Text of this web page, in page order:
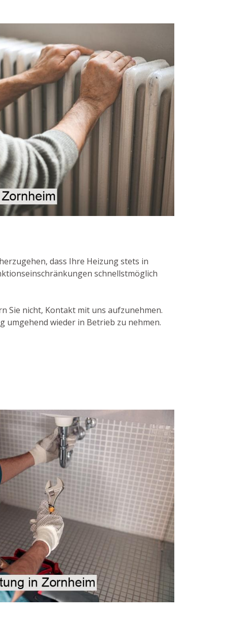
dass Ihre Heizung stets in
schnellstmöglich
Sie nicht, Kontakt mit uns aufzunehmen.
wieder in Betrieb zu nehmen.